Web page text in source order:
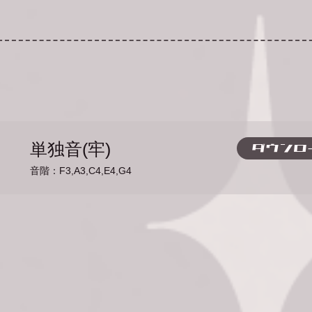
単独音(牢)
音階：F3,A3,C4,E4,G4
ダウンロ